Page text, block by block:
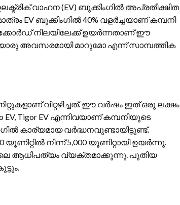
വാഹന (EV) ബുക്കിംഗിൽ അപ്രതീക്ഷിത
EV ബുക്കിംഗിൽ 40% വളർച്ചയാണ് കമ്പനി
നിലയിലേക്ക് ഉയർന്നതാണ് ഈ
അവസരമായി മാറുമോ എന്ന് സാമ്പത്തിക
വിറ്റഴിച്ചത്. ഈ വർഷം ഇത് ഒരു ലക്ഷം
EV, Tigor EV എന്നിവയാണ് കമ്പനിയുടെ
കാര്യമായ വർദ്ധനവുണ്ടായിട്ടുണ്ട്.
നിന്ന് 5,000 യൂണിറ്റായി ഉയർന്നു.
ആധിപത്യം വ്യക്തമാക്കുന്നു. പുതിയ